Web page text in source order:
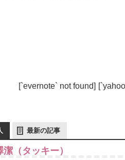
[`evernote` not found]
最新の記事
潔（タッキー）